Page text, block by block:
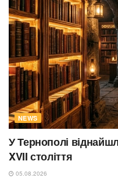
NEWS
У Тернополі
XVII століття
05.08.2026